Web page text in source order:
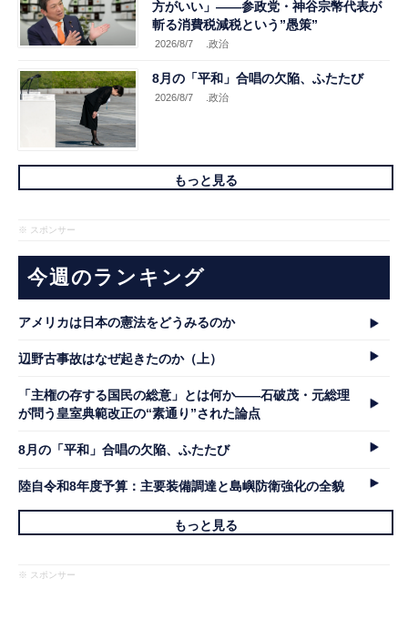
方がいい」――参政党・神谷宗幣代表が
斬る消費税減税という”愚策”
2026/8/7 .政治
8月の「平和」合唱の欠陥、ふたたび
2026/8/7 .政治
もっと見る
※ スポンサー
今週のランキング
アメリカは日本の憲法をどうみるのか
辺野古事故はなぜ起きたのか（上）
「主権の存する国民の総意」とは何か――石破茂・元総理
が問う皇室典範改正の“素通り”された論点
8月の「平和」合唱の欠陥、ふたたび
陸自令和8年度予算：主要装備調達と島嶼防衛強化の全貌
もっと見る
※ スポンサー